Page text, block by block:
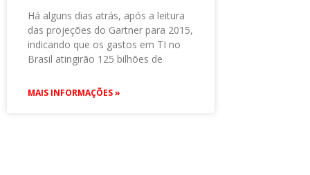
Há alguns dias atrás, após a leitura
das projeções do Gartner para 2015,
indicando que os gastos em TI no
Brasil atingirão 125 bilhões de
MAIS INFORMAÇÕES »